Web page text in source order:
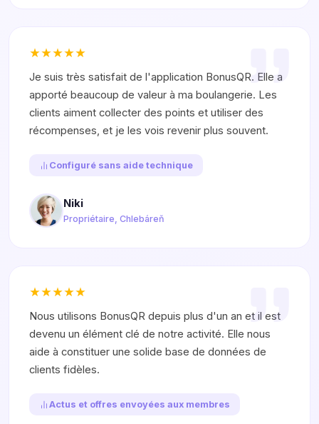
Je suis très satisfait de l'application BonusQR. Elle a
apporté beaucoup de valeur à ma boulangerie. Les
clients aiment collecter des points et utiliser des
récompenses, et je les vois revenir plus souvent.
Configuré sans aide technique
Niki
Propriétaire, Chlebáreň
Nous utilisons BonusQR depuis plus d'un an et il est
devenu un élément clé de notre activité. Elle nous
aide à constituer une solide base de données de
clients fidèles.
Actus et offres envoyées aux membres